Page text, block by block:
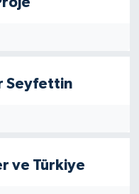
Seyfettin
ve Türkiye